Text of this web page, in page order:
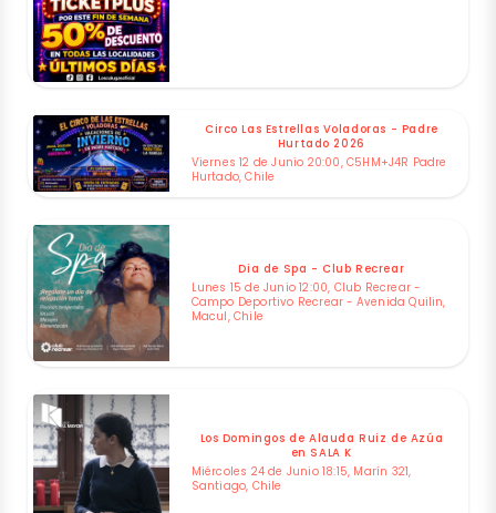
Circo Las Estrellas Voladoras - Padre
Hurtado 2026
Viernes 12 de Junio 20:00, C5HM+J4R Padre
Hurtado, Chile
Dia de Spa - Club Recrear
Lunes 15 de Junio 12:00, Club Recrear -
Campo Deportivo Recrear - Avenida Quilin,
Macul, Chile
Los Domingos de Alauda Ruiz de Azúa
en SALA K
Miércoles 24 de Junio 18:15, Marín 321,
Santiago, Chile